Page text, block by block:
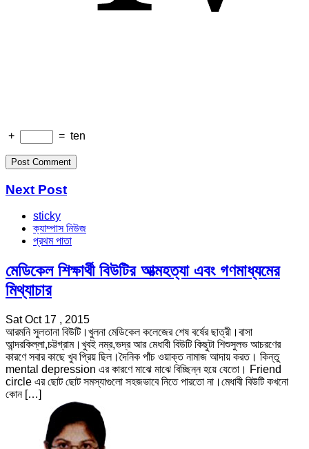
+ = ten
Next Post
sticky
ক্যাম্পাস নিউজ
প্রথম পাতা
মেডিকেল শিক্ষার্থী বিউটির আত্মহত্যা এবং গণমাধ্যমের
মিথ্যাচার
Sat Oct 17 , 2015
আরমনি সুলতানা বিউটি।খুলনা মেডিকেল কলেজের শেষ বর্ষের ছাত্রী।বাসা
আন্দরকিল্লা,চট্টগ্রাম।খুবই নম্র,ভদ্র আর মেধাবী বিউটি কিছুটা শিশুসুলভ আচরণের
কারণে সবার কাছে খুব প্রিয় ছিল।দৈনিক পাঁচ ওয়াক্ত নামাজ আদায় করত। কিন্তু
mental depression এর কারণে মাঝে মাঝে বিচ্ছিন্ন হয়ে যেতো। Friend
circle এর ছোট ছোট সমস্যাগুলো সহজভাবে নিতে পারতো না।মেধাবী বিউটি কখনো
কোন […]